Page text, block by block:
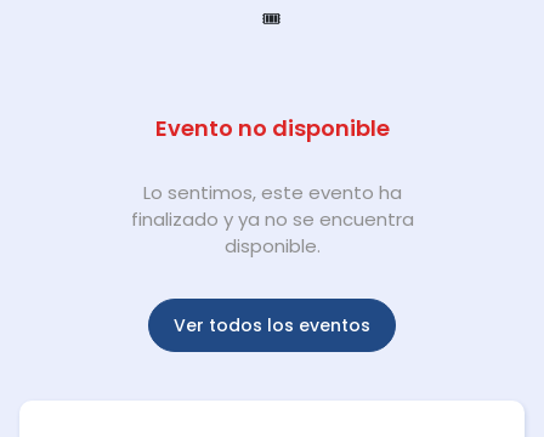
🎟️
Evento no disponible
Lo sentimos, este evento ha
finalizado y ya no se encuentra
disponible.
Ver todos los eventos